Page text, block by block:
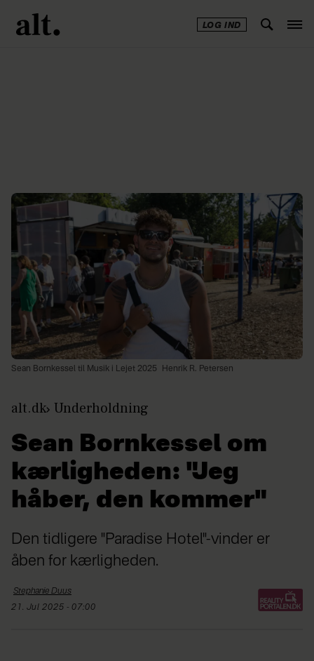
LOG IND
Sean Bornkessel til Musik i Lejet 2025 Henrik R. Petersen
alt.dk Underholdning
Sean Bornkessel om
kærligheden: "Jeg
håber, den kommer"
Den tidligere "Paradise Hotel"-vinder er
åben for kærligheden.
Stephanie Duus
21. Jul 2025 - 07:00